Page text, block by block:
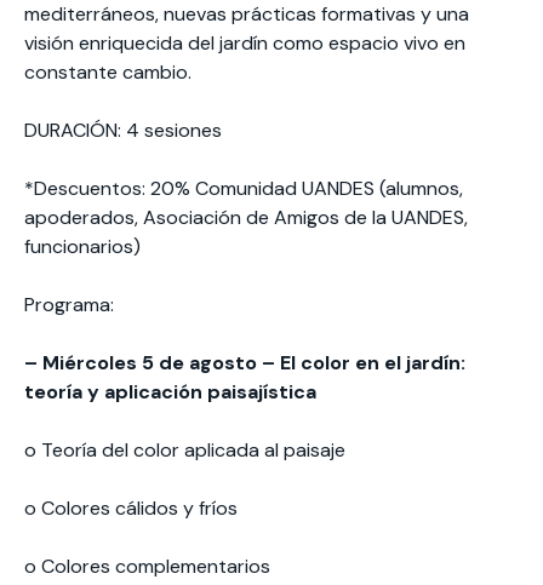
mediterráneos, nuevas prácticas formativas y una
visión enriquecida del jardín como espacio vivo en
constante cambio.
DURACIÓN: 4 sesiones
*Descuentos: 20% Comunidad UANDES (alumnos,
apoderados, Asociación de Amigos de la UANDES,
funcionarios)
Programa:
– Miércoles 5 de agosto – El color en el jardín:
teoría y aplicación paisajística
o Teoría del color aplicada al paisaje
o Colores cálidos y fríos
o Colores complementarios